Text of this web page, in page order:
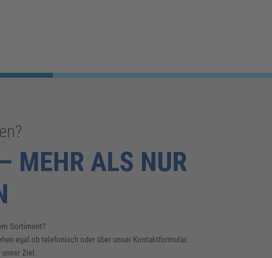
MEHR ALS NUR
Sortiment?
egal ob telefonisch oder über unser Kontaktformular.
Ziel.